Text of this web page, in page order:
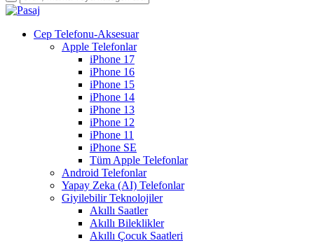
Cep Telefonu-Aksesuar
Apple Telefonlar
iPhone 17
iPhone 16
iPhone 15
iPhone 14
iPhone 13
iPhone 12
iPhone 11
iPhone SE
Tüm Apple Telefonlar
Android Telefonlar
Yapay Zeka (AI) Telefonlar
Giyilebilir Teknolojiler
Akıllı Saatler
Akıllı Bileklikler
Akıllı Çocuk Saatleri